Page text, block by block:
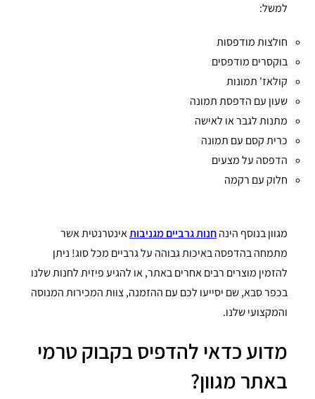
למשל:
חולצות מודפסות
בוקסרים מודפסים
קולאז' תמונות
שעון עם הדפסת תמונה
מתנות לגבר או לאישה
כרית קסם עם תמונה
הדפסה על מצעים
חלוק עם רקמה
מגוון בנוסף הינהחנות גרביים מגניבותאינטרנטית אשר
מתמחה בהדפסה באיכות גבוהה על גרביים מכל סוג! ניתן
להזמין מוצרים רבים אחרים באתר, או להגיע פיזית לחנות שלנו
בכפר סבא, שם יסייעו לכם עם ההזמנה, צוות המכירות המנוסה
והמקצועי שלנו.
מדוע כדאי להדפיס בקבוק טרמי
באתר מגוון?